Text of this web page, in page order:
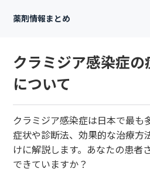
薬剤情報まとめ
クラミジア感染症
について
クラミジア感染症は日本で最も
症状や診断法、効果的な治療方
けに解説します。あなたの患者
できていますか？